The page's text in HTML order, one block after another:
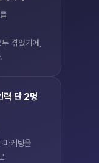
겪었기에,
력 단 2명
마케팅을